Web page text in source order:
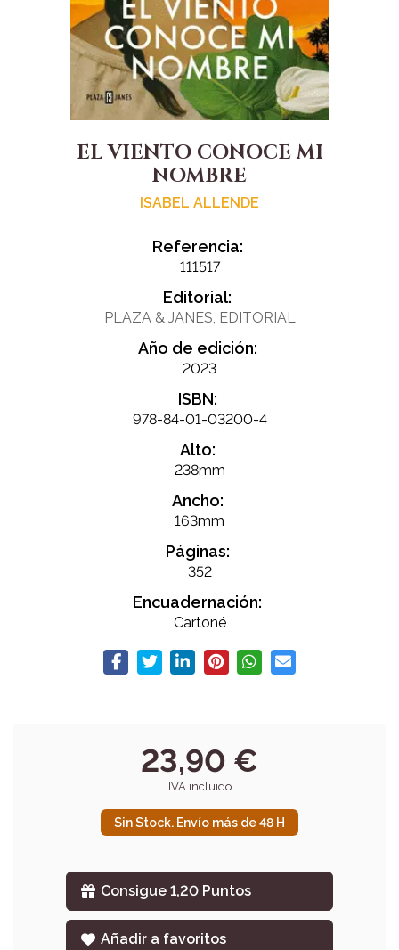
EL VIENTO CONOCE MI
NOMBRE
ISABEL ALLENDE
Referencia:
111517
Editorial:
PLAZA & JANES, EDITORIAL
Año de edición:
2023
ISBN:
978-84-01-03200-4
Alto:
238mm
Ancho:
163mm
Páginas:
352
Encuadernación:
Cartoné
23,90 €
IVA incluido
Sin Stock. Envío más de 48 H
Consigue 1,20 Puntos
Añadir a favoritos